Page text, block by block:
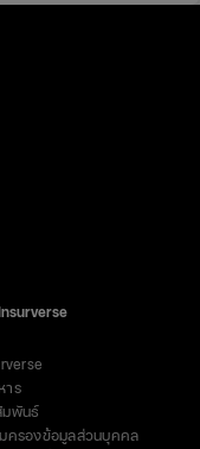
าร
มพันธ์
ครองข้อมูลส่วนบุคคล